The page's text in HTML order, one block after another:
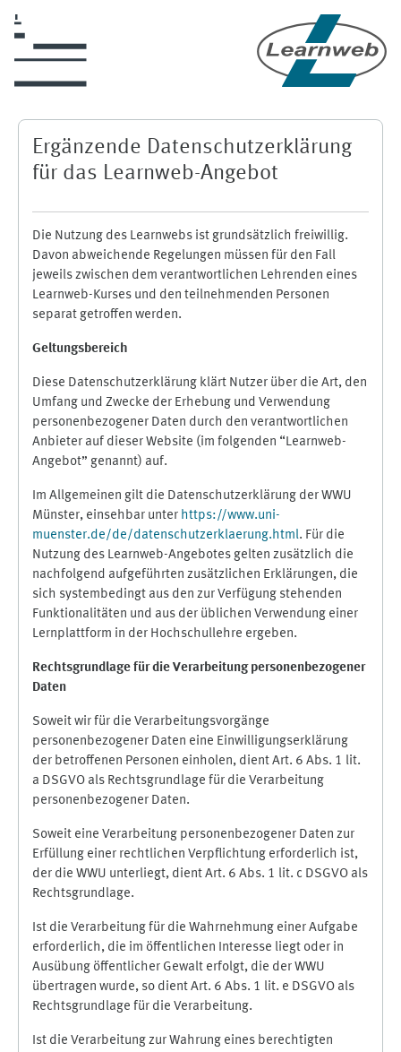
Ergänzende Datenschutzerklärung
für das Learnweb-Angebot
Die Nutzung des Learnwebs ist grundsätzlich freiwillig.
Davon abweichende Regelungen müssen für den Fall
jeweils zwischen dem verantwortlichen Lehrenden eines
Learnweb-Kurses und den teilnehmenden Personen
separat getroffen werden.
Geltungsbereich
Diese Datenschutzerklärung klärt Nutzer über die Art, den
Umfang und Zwecke der Erhebung und Verwendung
personenbezogener Daten durch den verantwortlichen
Anbieter auf dieser Website (im folgenden “Learnweb-
Angebot” genannt) auf.
Im Allgemeinen gilt die Datenschutzerklärung der WWU
Münster, einsehbar unter https://www.uni-
muenster.de/de/datenschutzerklaerung.html. Für die
Nutzung des Learnweb-Angebotes gelten zusätzlich die
nachfolgend aufgeführten zusätzlichen Erklärungen, die
sich systembedingt aus den zur Verfügung stehenden
Funktionalitäten und aus der üblichen Verwendung einer
Lernplattform in der Hochschullehre ergeben.
Rechtsgrundlage für die Verarbeitung personenbezogener
Daten
Soweit wir für die Verarbeitungsvorgänge
personenbezogener Daten eine Einwilligungserklärung
der betroffenen Personen einholen, dient Art. 6 Abs. 1 lit.
a DSGVO als Rechtsgrundlage für die Verarbeitung
personenbezogener Daten.
Soweit eine Verarbeitung personenbezogener Daten zur
Erfüllung einer rechtlichen Verpflichtung erforderlich ist,
der die WWU unterliegt, dient Art. 6 Abs. 1 lit. c DSGVO als
Rechtsgrundlage.
Ist die Verarbeitung für die Wahrnehmung einer Aufgabe
erforderlich, die im öffentlichen Interesse liegt oder in
Ausübung öffentlicher Gewalt erfolgt, die der WWU
übertragen wurde, so dient Art. 6 Abs. 1 lit. e DSGVO als
Rechtsgrundlage für die Verarbeitung.
Ist die Verarbeitung zur Wahrung eines berechtigten